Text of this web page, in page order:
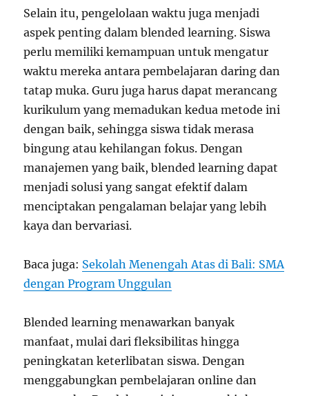
Selain itu, pengelolaan waktu juga menjadi
aspek penting dalam blended learning. Siswa
perlu memiliki kemampuan untuk mengatur
waktu mereka antara pembelajaran daring dan
tatap muka. Guru juga harus dapat merancang
kurikulum yang memadukan kedua metode ini
dengan baik, sehingga siswa tidak merasa
bingung atau kehilangan fokus. Dengan
manajemen yang baik, blended learning dapat
menjadi solusi yang sangat efektif dalam
menciptakan pengalaman belajar yang lebih
kaya dan bervariasi.
Baca juga: Sekolah Menengah Atas di Bali: SMA
dengan Program Unggulan
Blended learning menawarkan banyak
manfaat, mulai dari fleksibilitas hingga
peningkatan keterlibatan siswa. Dengan
menggabungkan pembelajaran online dan